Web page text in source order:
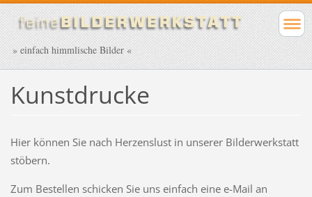
» einfach himmlische Bilder «
Kunstdrucke
Hier können Sie nach Herzenslust in unserer Bilderwerkstatt
stöbern.
Zum Bestellen schicken Sie uns einfach eine e-Mail an